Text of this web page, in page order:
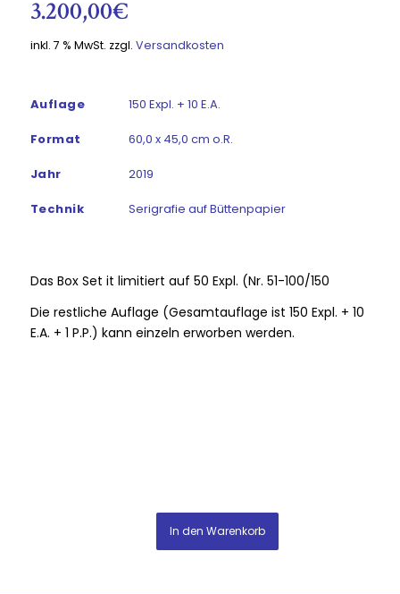
3.200,00€
inkl. 7 % MwSt. zzgl. Versandkosten
Auflage 150 Expl. + 10 E.A.
Format 60,0 x 45,0 cm o.R.
Jahr 2019
Technik Serigrafie auf Büttenpapier
Das Box Set it limitiert auf 50 Expl. (Nr. 51-100/150
Die restliche Auflage (Gesamtauflage ist 150 Expl. + 10
E.A. + 1 P.P.) kann einzeln erworben werden.
In den Warenkorb